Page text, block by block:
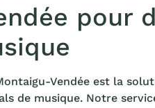
pour
Vendée est la
de musique. Notre